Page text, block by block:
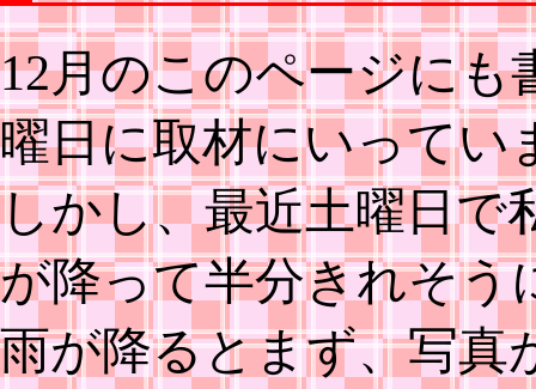
12月のこのページに
曜日に取材にいってい
しかし、最近土曜日で
が降って半分きれそう
雨が降るとまず、写真